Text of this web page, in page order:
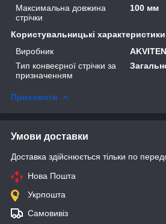
Максимальна довжина
стрічки
100 мм
Користувальницькі характеристики
Виробник
Тип конвеєрної стрічки за
призначенням
Приховати
Умови доставки
Доставка здійснюється тільки по
Нова Пошта
Укрпошта
Самовивіз